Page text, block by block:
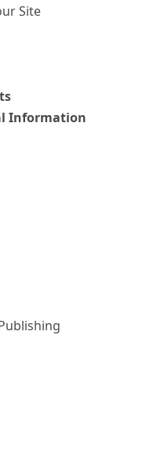
Site
Information